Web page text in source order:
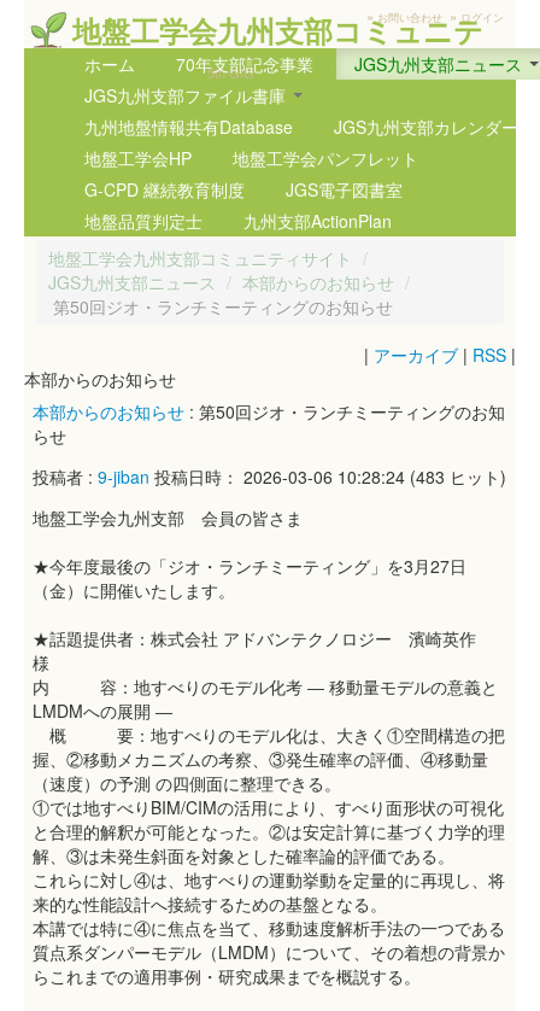
地盤工学会九州支部コミュニテ
ィサイト
5th GIG
» お問い合わせ » ログイン
ホーム 70年支部記念事業
JGS九州支部ニュース
JGS九州支部ファイル書庫
九州地盤情報共有Database
JGS九州支部カレンダー
地盤工学会HP
地盤工学会パンフレット
G-CPD 継続教育制度
JGS電子図書室
地盤品質判定士
九州支部ActionPlan
地盤工学会九州支部コミュニティサイト /
JGS九州支部ニュース / 本部からのお知らせ /
第50回ジオ・ランチミーティングのお知らせ
| アーカイブ | RSS |
本部からのお知らせ
本部からのお知らせ : 第50回ジオ・ランチミーティングのお知
らせ
投稿者 : 9-jiban 投稿日時： 2026-03-06 10:28:24 (483 ヒット)
地盤工学会九州支部 会員の皆さま
★今年度最後の「ジオ・ランチミーティング」を3月27日
（金）に開催いたします。
★話題提供者：株式会社 アドバンテクノロジー 濱崎英作
様
内 容：地すべりのモデル化考 ― 移動量モデルの意義と
LMDMへの展開 ―
概 要：地すべりのモデル化は、大きく①空間構造の把
握、②移動メカニズムの考察、③発生確率の評価、④移動量
（速度）の予測 の四側面に整理できる。
①では地すべりBIM/CIMの活用により、すべり面形状の可視化
と合理的解釈が可能となった。②は安定計算に基づく力学的理
解、③は未発生斜面を対象とした確率論的評価である。
これらに対し④は、地すべりの運動挙動を定量的に再現し、将
来的な性能設計へ接続するための基盤となる。
本講では特に④に焦点を当て、移動速度解析手法の一つである
質点系ダンパーモデル（LMDM）について、その着想の背景か
らこれまでの適用事例・研究成果までを概説する。